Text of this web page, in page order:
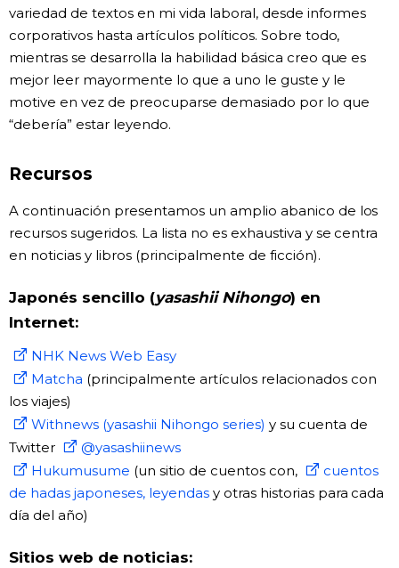
variedad de textos en mi vida laboral, desde informes
corporativos hasta artículos políticos. Sobre todo,
mientras se desarrolla la habilidad básica creo que es
mejor leer mayormente lo que a uno le guste y le
motive en vez de preocuparse demasiado por lo que
“debería” estar leyendo.
Recursos
A continuación presentamos un amplio abanico de los
recursos sugeridos. La lista no es exhaustiva y se centra
en noticias y libros (principalmente de ficción).
Japonés sencillo (yasashii Nihongo) en
Internet:
NHK News Web Easy
Matcha (principalmente artículos relacionados con
los viajes)
Withnews (yasashii Nihongo series) y su cuenta de
Twitter
@yasashiinews
Hukumusume (un sitio de cuentos con,
cuentos
de hadas japoneses, leyendasy otras historias para cada
día del año)
Sitios web de noticias: